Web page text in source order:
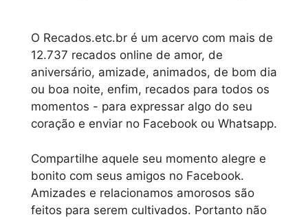
O Recados.etc.br é um acervo com mais de
12.737 recados online de amor, de
aniversário, amizade, animados, de bom dia
ou boa noite, enfim, recados para todos os
momentos - para expressar algo do seu
coração e enviar no Facebook ou Whatsapp.
Compartilhe aquele seu momento alegre e
bonito com seus amigos no Facebook.
Amizades e relacionamos amorosos são
feitos para serem cultivados. Portanto não